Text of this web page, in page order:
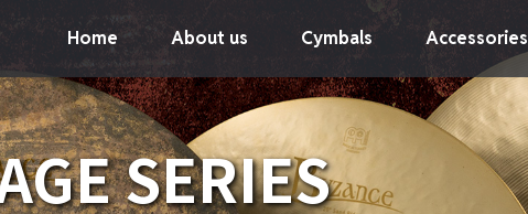
Home About us Cymbals Accessories
SERIES